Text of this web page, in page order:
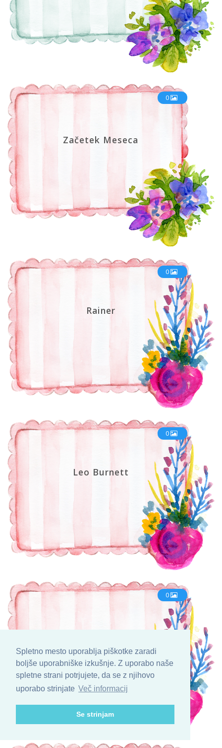
Spletno mesto uporablja piškotke zaradi
boljše uporabniške izkušnje. Z uporabo naše
spletne strani potrjujete, da se z njihovo
uporabo strinjate Več informacij
Se strinjam
Začetek Meseca
0
Rainer
0
Leo Burnett
0
0